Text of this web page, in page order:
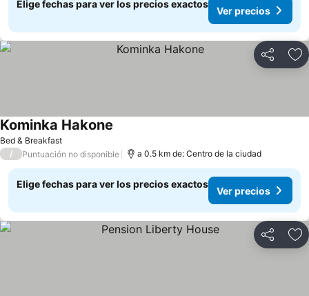
Elige fechas para ver los precios exactos
Ver precios
Compartir
Bed & Breakfast
Kominka Hakone
/ Puntuación no disponible a 0.5 km de: Centro de la ciudad
Elige fechas para ver los precios exactos
Ver precios
Compartir